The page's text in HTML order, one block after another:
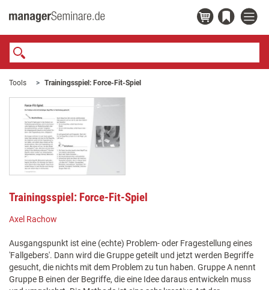
Tools Trainingsspiel: Force-Fit-Spiel
Trainingsspiel: Force-Fit-Spiel
Axel Rachow
Ausgangspunkt ist eine (echte) Problem- oder Fragestellung eines
'Fallgebers'. Dann wird die Gruppe geteilt und jetzt werden Begriffe
gesucht, die nichts mit dem Problem zu tun haben. Gruppe A nennt
Gruppe B einen der Begriffe, die eine Idee daraus entwickeln muss